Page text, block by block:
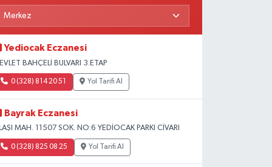
Yediocak Eczanesi
BAHÇELİ BULVARI 3.ETAP
0 (328) 814 20 51 Yol Tarifi Al
Bayrak Eczanesi
MAH. 11507 SOK. NO:6 YEDİOCAK PARKI CİVARI
0 (328) 825 08 25 Yol Tarifi Al